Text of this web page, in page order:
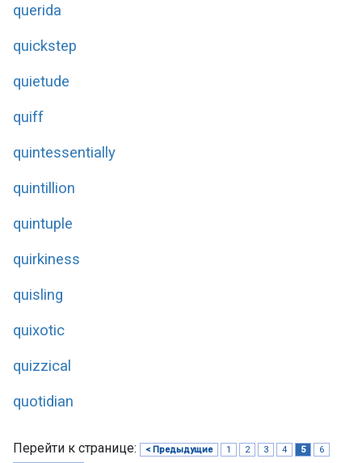
querida
quickstep
quietude
quiff
quintessentially
quintillion
quintuple
quirkiness
quisling
quixotic
quizzical
quotidian
Перейти к странице: < Предыдущие 1 2 3 4 5
6